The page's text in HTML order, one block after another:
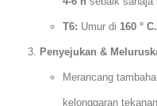
T6: Umur di 160 ° C.
Penyejukan &
Merancang
kelonggaran tekanan.